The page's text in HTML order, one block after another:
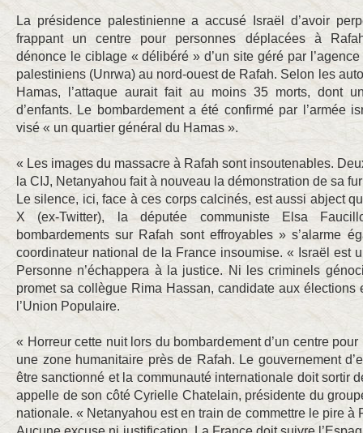
La présidence palestinienne a accusé Israël d’avoir
frappant un centre pour personnes déplacées à
dénonce le ciblage « délibéré » d’un site géré par
palestiniens (Unrwa) au nord-ouest de Rafah. Selon les
Hamas, l’attaque aurait fait au moins 35 morts, dont
d’enfants. Le bombardement a été confirmé par l’armée
visé « un quartier général du Hamas ».
« Les images du massacre à Rafah sont insoutenables.
la CIJ, Netanyahou fait à nouveau la démonstration de sa
Le silence, ici, face à ces corps calcinés, est aussi abject
X (ex-Twitter), la députée communiste Elsa
bombardements sur Rafah sont effroyables » s’alarme
coordinateur national de la France insoumise. « Israël est
Personne n’échappera à la justice. Ni les criminels
promet sa collègue Rima Hassan, candidate aux élections
l’Union Populaire.
« Horreur cette nuit lors du bombardement d’un centre
une zone humanitaire près de Rafah. Le gouvernement
être sanctionné et la communauté internationale doit sortir
appelle de son côté Cyrielle Chatelain, présidente du
nationale. « Netanyahou est en train de commettre le pire à